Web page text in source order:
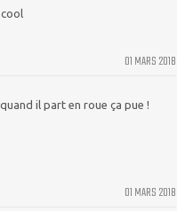
01 MARS 2018
il part en roue ça pue !
01 MARS 2018